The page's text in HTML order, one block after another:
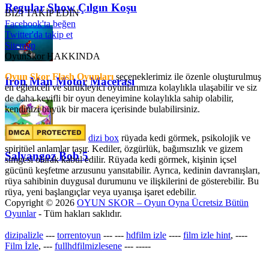
Regular Show Çılgın Koşu
Iron Man Motor Macerası
Salyangoz Bob 5
BİZİ TAKİP EDİN
Facebook'ta beğen
Twitter'da takip et
Sitemap
OyunSkor HAKKINDA
Oyun Skor Flash Oyunları seçeneklerimiz ile özenle oluşturulmuş
en eğlenceli ve sürükleyici oyunlarımıza kolaylıkla ulaşabilir ve siz
de daha keyifli bir oyun deneyimine kolaylıkla sahip olabilir,
kendinizi büyük bir macera içerisinde bulabilirsiniz.
dizi box rüyada kedi görmek​, psikolojik ve
spiritüel anlamlar taşır. Kediler, özgürlük, bağımsızlık ve gizem
simgesi olarak kabul edilir. Rüyada kedi görmek, kişinin içsel
gücünü keşfetme arzusunu yansıtabilir. Ayrıca, kedinin davranışları,
rüya sahibinin duygusal durumunu ve ilişkilerini de gösterebilir. Bu
rüya, yeni başlangıçlar veya uyanışa işaret edebilir.
Copyright © 2026 OYUN SKOR – Oyun Oyna Ücretsiz Bütün
Oyunlar- Tüm hakları saklıdır.
dizipalizle --- torrentoyun --- --- hdfilm izle ---- film izle hint, ----
Film İzle, --- fullhdfilmizlesene --- -----